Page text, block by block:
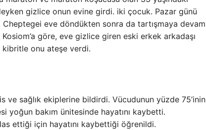
gizlice onun evine girdi. iki çocuk. Pazar günü
eve döndükten sonra da tartışmaya devam
göre, eve gizlice giren eski erkek arkadaşı
kibritle onu ateşe verdi.
ve sağlık ekiplerine bildirdi. Vücudunun yüzde 75’inin
yoğun bakım ünitesinde hayatını kaybetti.
ettiği için hayatını kaybettiği öğrenildi.